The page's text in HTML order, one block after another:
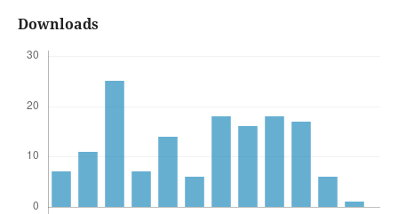
Downloads